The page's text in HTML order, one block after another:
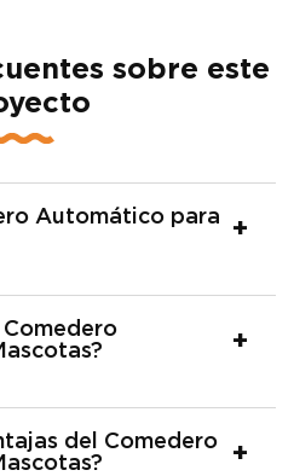
sobre este
Automático para
del Comedero